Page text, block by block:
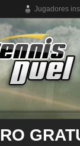
Jugadores